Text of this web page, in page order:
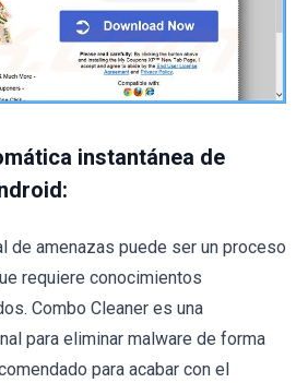
instantánea de
de amenazas puede ser un proceso
requiere conocimientos
Combo Cleaner es una
para eliminar malware de forma
para acabar con el